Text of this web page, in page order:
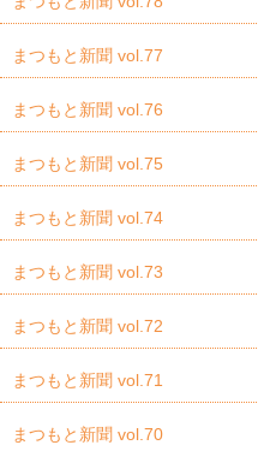
まつもと新聞 vol.77
まつもと新聞 vol.76
まつもと新聞 vol.75
まつもと新聞 vol.74
まつもと新聞 vol.73
まつもと新聞 vol.72
まつもと新聞 vol.71
まつもと新聞 vol.70